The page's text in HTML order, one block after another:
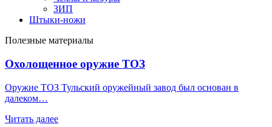
ЗИП
Штыки-ножи
Полезные материалы
Охолощенное оружие ТОЗ
Оружие ТОЗ Тульский оружейный завод был основан в
далеком…
Читать далее